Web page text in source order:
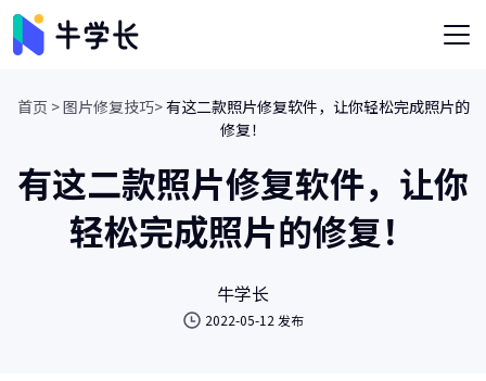
首页 >图片修复技巧>有这二款照片修复软件，让你轻松完成照片的
修复！
有这二款照片修复软件，让你
轻松完成照片的修复！
牛学长
2022-05-12 发布